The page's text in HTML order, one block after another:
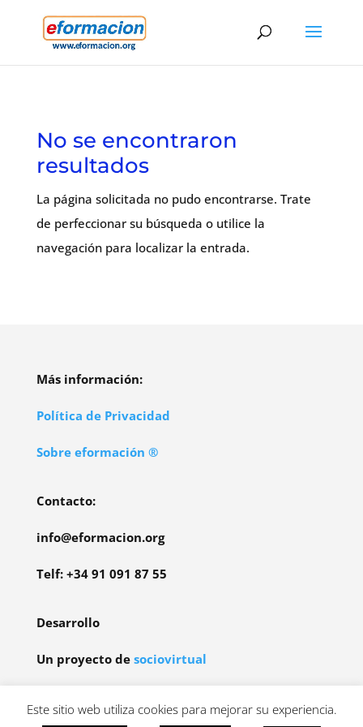
No se encontraron
resultados
La página solicitada no pudo encontrarse. Trate
de perfeccionar su búsqueda o utilice la
navegación para localizar la entrada.
Más información:
Política de Privacidad
Sobre eformación ®
Contacto:
info@eformacion.org
Telf: +34 91 091 87 55
Desarrollo
Un proyecto de sociovirtual
Este sitio web utiliza cookies para mejorar su experiencia.